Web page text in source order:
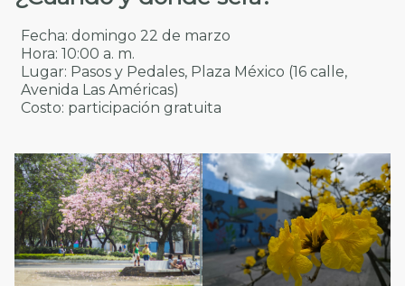
Fecha: domingo 22 de marzo
Hora: 10:00 a. m.
Lugar: Pasos y Pedales, Plaza México (16 calle,
Avenida Las Américas)
Costo: participación gratuita